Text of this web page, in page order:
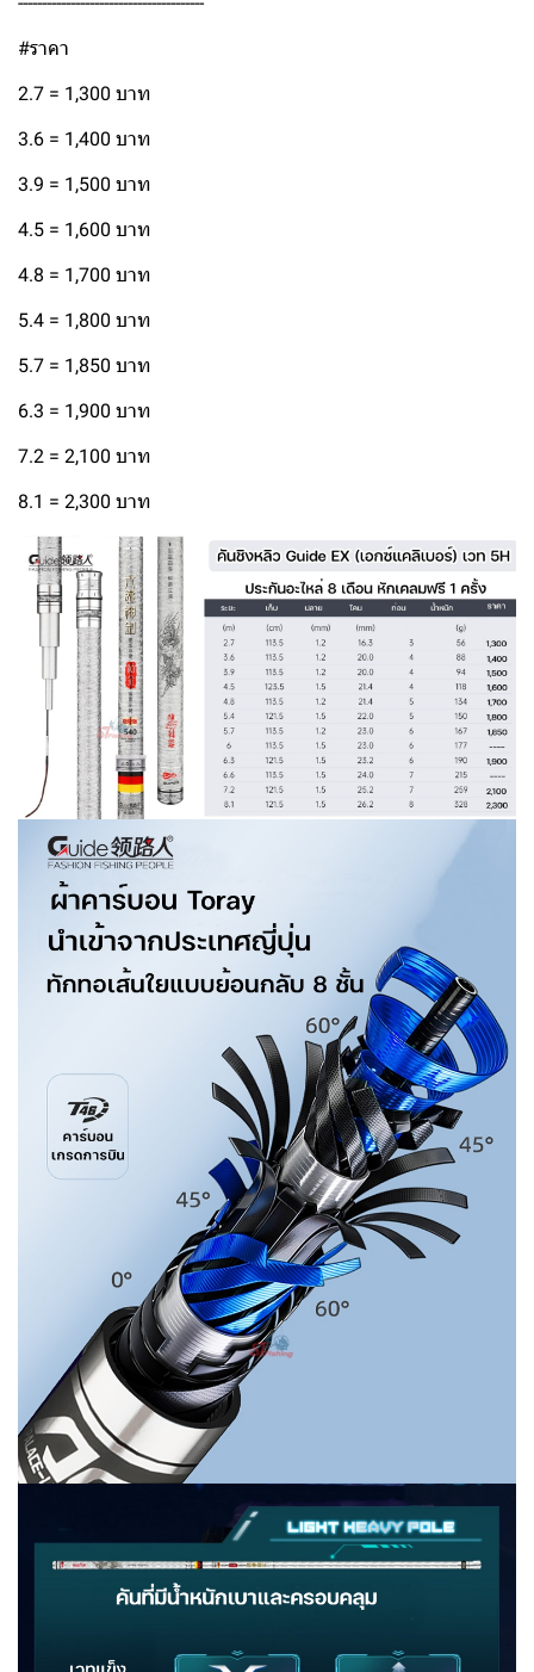
#ราคา
2.7 = 1,300 บาท
3.6 = 1,400 บาท
3.9 = 1,500 บาท
4.5 = 1,600 บาท
4.8 = 1,700 บาท
5.4 = 1,800 บาท
5.7 = 1,850 บาท
6.3 = 1,900 บาท
7.2 = 2,100 บาท
8.1 = 2,300 บาท